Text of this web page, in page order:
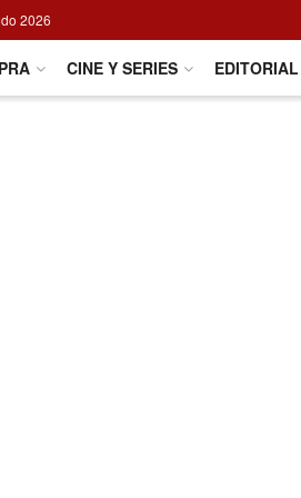
2026
CINE Y SERIES
EDITORIAL